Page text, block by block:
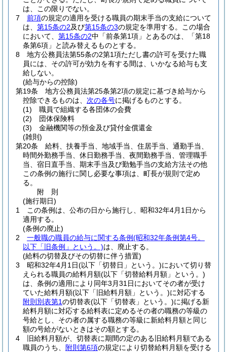
は、この限りでない。
7
前項の規定の適用を受ける職員の期末手当の支給について
は、 第15条の2及び第15条の3の規定を準用する。
この場合
において、 第15条の2中「前条第1項」とあるのは、「第18
条第6項」と読み替えるものとする。
8
地方公務員法第55条の2第1項ただし書の許可を受けた職
員には、その許可が効力を有する間は、いかなる給与も支
給しない。
(給与からの控除)
第19条
地方公務員法第25条第2項の規定に基づき給与から
控除できるものは、 次の各号に掲げるものとする。
(1)
職員で組織する各団体の会費
(2)
団体保険料
(3)
金融機関等の預金及び貸付金償還金
(雑則)
第20条
給料、扶養手当、地域手当、住居手当、通勤手当、
時間外勤務手当、休日勤務手当、夜間勤務手当、管理職手
当、宿日直手当、期末手当及び勤勉手当の支給方法その他
この条例の施行に関し必要な事項は、町長が規則で定め
る。
附 則
(施行期日)
1
この条例は、公布の日から施行し、昭和32年4月1日から
適用する。
(条例の廃止)
2
一般職の職員の給与に関する条例(昭和32年条例第4号。
以下「旧条例」という。)は、廃止する。
(給料の切替及びその切替に伴う措置)
3
昭和32年4月1日(以下「切替日」という。)において切り替
えられる職員の給料月額(以下「切替給料月額」という。)
は、条例の適用により同年3月31日においてその者が受け
ていた給料月額(以下「旧給料月額」という。)に対応する
附則別表第1の切替表(以下「切替表」という。)に掲げる新
給料月額に対応する給料表に定めるその者の職務の等級の
号給とし、その者の属する職務の等級に新給料月額と同じ
額の号給がないときはその額とする。
4
旧給料月額が、切替表に期間の定のある旧給料月額である
職員のうち、
附則第6項の規定により切替給料月額を受ける